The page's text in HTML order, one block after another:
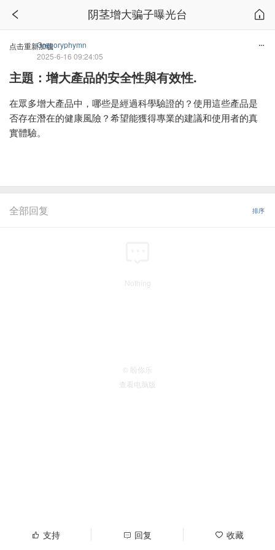
阴茎增大骗子曝光台
点击重新加载Gregoryphymn
2025-6-16 09:24:05
主題：增大產品的安全性與有效性.
在眾多增大產品中，哪些是經過科學驗證的？使用這些產品是
否存在潛在的健康風險？希望能獲得專業的建議和使用者的真
實體驗。
全部回复 排序
Nothing
支持 回复 收藏
© 盼你乐
查看电脑版